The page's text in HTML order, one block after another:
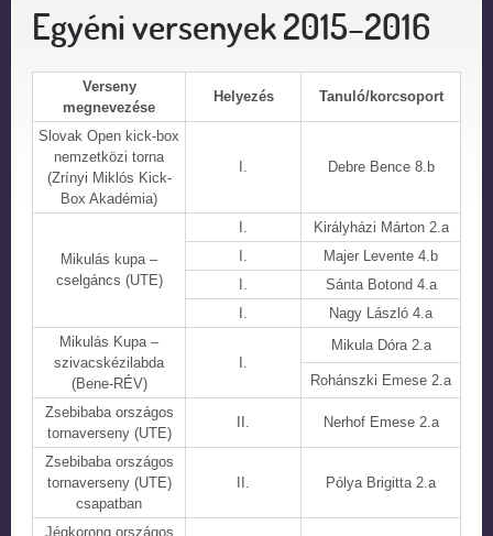
Egyéni versenyek 2015–2016
Verseny
megnevezése
Helyezés Tanuló/korcsoport
Slovak Open kick-box
nemzetközi torna
(Zrínyi Miklós Kick-
Box Akadémia)
I. Debre Bence 8.b
Mikulás kupa –
cselgáncs (UTE)
I.
Királyházi Márton 2.a
I.
Majer Levente 4.b
I.
Sánta Botond 4.a
I.
Nagy László 4.a
Mikulás Kupa –
szivacskézilabda
(Bene-RÉV)
I.
Mikula Dóra 2.a
Rohánszki Emese 2.a
Zsebibaba országos
tornaverseny (UTE)
II. Nerhof Emese 2.a
Zsebibaba országos
tornaverseny (UTE)
csapatban
II. Pólya Brigitta 2.a
Jégkorong országos